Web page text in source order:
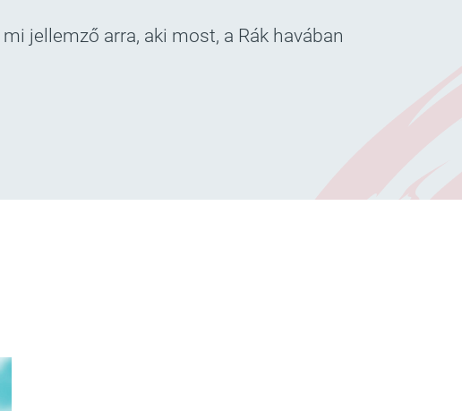
jellemző arra, aki most, a Rák havában